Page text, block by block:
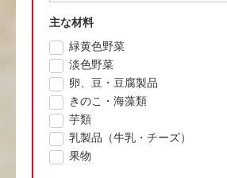
主な材料
緑黄色野菜
淡色野菜
卵、豆・豆腐製品
きのこ・海藻類
芋類
乳製品（牛乳・チーズ）
果物